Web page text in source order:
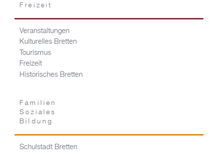
Freizeit
Veranstaltungen
Kulturelles Bretten
Tourismus
Freizeit
Historisches Bretten
Familien
Soziales
Bildung
Schulstadt Bretten